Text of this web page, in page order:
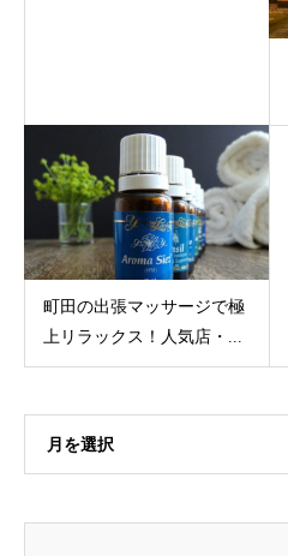
町田の出張マッサージで極
上リラックス！人気店・...
月を選択